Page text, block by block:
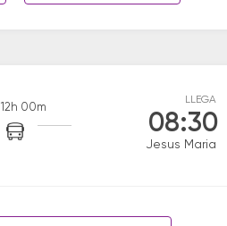
12h 00m
LLEGA
08:30
Jesus Maria